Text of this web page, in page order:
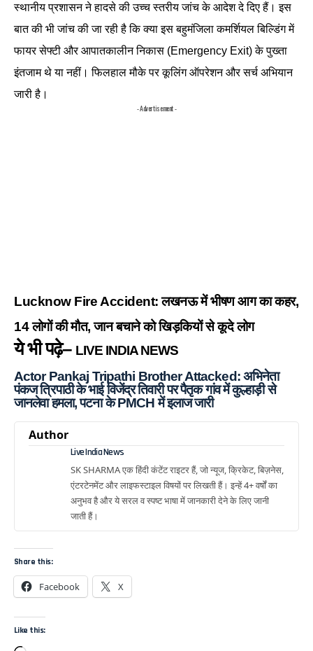
स्थानीय प्रशासन ने हादसे की उच्च स्तरीय जांच के आदेश दे दिए हैं। इस
बात की भी जांच की जा रही है कि क्या इस बहुमंजिला कमर्शियल बिल्डिंग में
फायर सेफ्टी और आपातकालीन निकास (Emergency Exit) के पुख्ता
इंतजाम थे या नहीं। फिलहाल मौके पर कूलिंग ऑपरेशन और सर्च अभियान
जारी है।
- Advertisement -
Lucknow Fire Accident: लखनऊ में भीषण आग का कहर,
14 लोगों की मौत, जान बचाने को खिड़कियों से कूदे लोग
ये भी पढ़े– LIVE INDIA NEWS
Actor Pankaj Tripathi Brother Attacked: अभिनेता
पंकज त्रिपाठी के भाई विजेंद्र तिवारी पर पैतृक गांव में कुल्हाड़ी से
जानलेवा हमला, पटना के PMCH में इलाज जारी
Author
Live India News
SK SHARMA एक हिंदी कंटेंट राइटर हैं, जो न्यूज, क्रिकेट, बिज़नेस,
एंटरटेनमेंट और लाइफस्टाइल विषयों पर लिखती हैं। इन्हें 4+ वर्षों का
अनुभव है और ये सरल व स्पष्ट भाषा में जानकारी देने के लिए जानी
जाती हैं।
Share this:
Facebook X
Like this: